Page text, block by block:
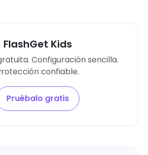
FlashGet Kids
Configuración sencilla.
confiable.
Pruébalo gratis